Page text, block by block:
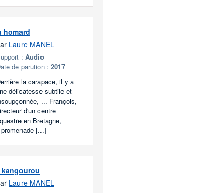
homard
Laure MANEL
: Audio
de parution : 2017
la carapace, il y a
délicatesse subtile et
... François,
d'un centre
en Bretagne,
[...]
Laure MANEL